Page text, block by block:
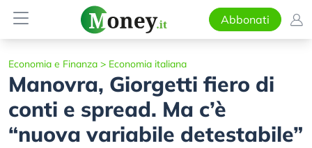
Abbonati
Economia e Finanza > Economia italiana
Manovra, Giorgetti fiero di
conti e spread. Ma c’è
“nuova variabile detestabile”